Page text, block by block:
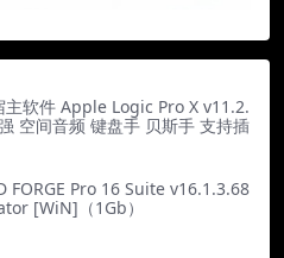
主软件 Apple Logic Pro X v11.2.
空间音频 键盘手 贝斯手 支持插
FORGE Pro 16 Suite v16.1.3.68
[WiN]（1Gb）